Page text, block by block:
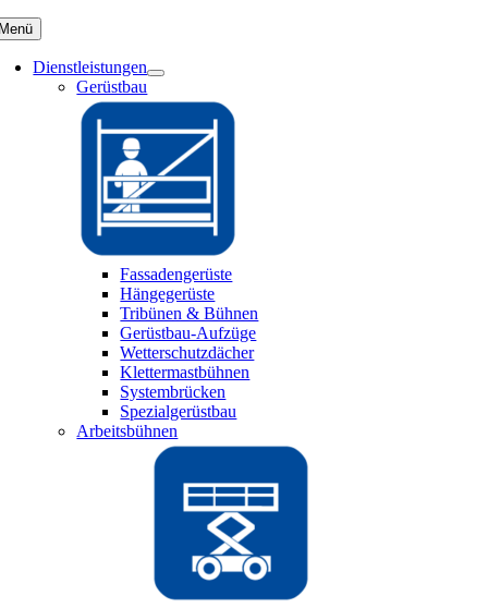
Dienstleistungen
Gerüstbau
Fassadengerüste
Hängegerüste
Tribünen & Bühnen
Gerüstbau-Aufzüge
Wetterschutzdächer
Klettermastbühnen
Systembrücken
Spezialgerüstbau
Arbeitsbühnen